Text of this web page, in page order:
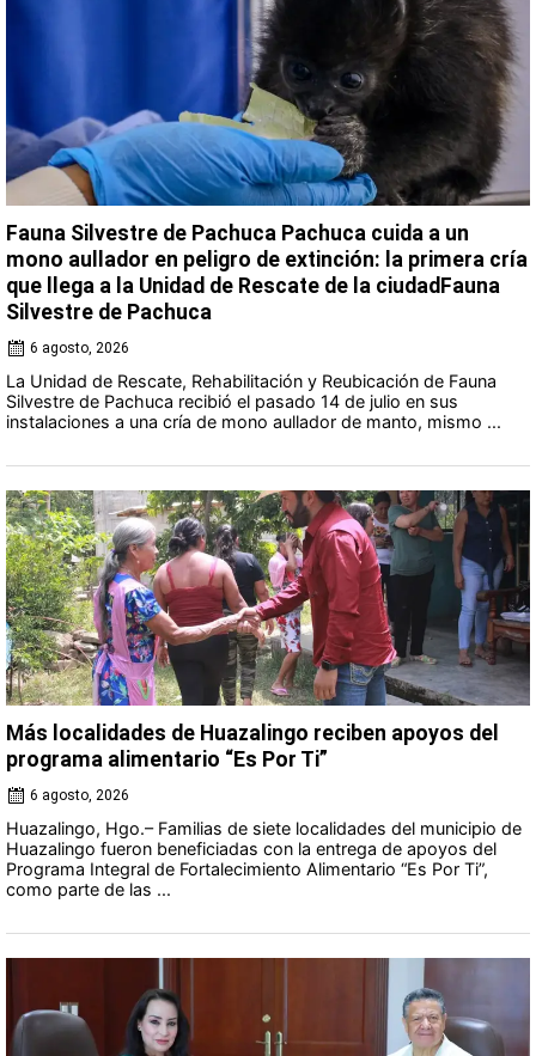
Fauna Silvestre de Pachuca Pachuca cuida a un
mono aullador en peligro de extinción: la primera cría
que llega a la Unidad de Rescate de la ciudadFauna
Silvestre de Pachuca
6 agosto, 2026
La Unidad de Rescate, Rehabilitación y Reubicación de Fauna
Silvestre de Pachuca recibió el pasado 14 de julio en sus
instalaciones a una cría de mono aullador de manto, mismo ...
Más localidades de Huazalingo reciben apoyos del
programa alimentario “Es Por Ti”
6 agosto, 2026
Huazalingo, Hgo.– Familias de siete localidades del municipio de
Huazalingo fueron beneficiadas con la entrega de apoyos del
Programa Integral de Fortalecimiento Alimentario “Es Por Ti”,
como parte de las ...